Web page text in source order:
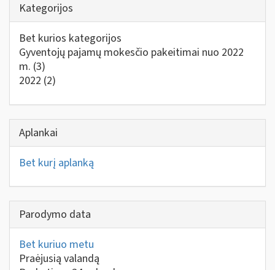
Kategorijos
Bet kurios kategorijos
Gyventojų pajamų mokesčio pakeitimai nuo 2022
m. (3)
2022 (2)
Aplankai
Bet kurį aplanką
Parodymo data
Bet kuriuo metu
Praėjusią valandą